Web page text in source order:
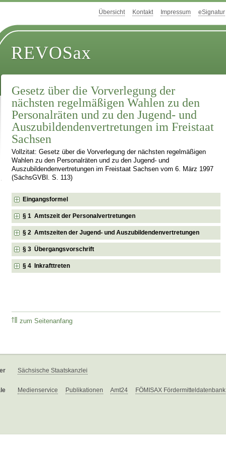
Übersicht Kontakt Impressum eSignatur
REVOSax
Gesetz über die Vorverlegung der
nächsten regelmäßigen Wahlen zu den
Personalräten und zu den Jugend- und
Auszubildendenvertretungen im Freistaat
Sachsen
Vollzitat: Gesetz über die Vorverlegung der nächsten regelmäßigen
Wahlen zu den Personalräten und zu den Jugend- und
Auszubildendenvertretungen im Freistaat Sachsen vom 6. März 1997
(SächsGVBl. S. 113)
Eingangsformel
§ 1 Amtszeit der Personalvertretungen
§ 2 Amtszeiten der Jugend- und Auszubildendenvertretungen
§ 3 Übergangsvorschrift
§ 4 Inkrafttreten
zum Seitenanfang
Sächsische Staatskanzlei
Medienservice Publikationen Amt24 FÖMISAX Fördermitteldatenbank